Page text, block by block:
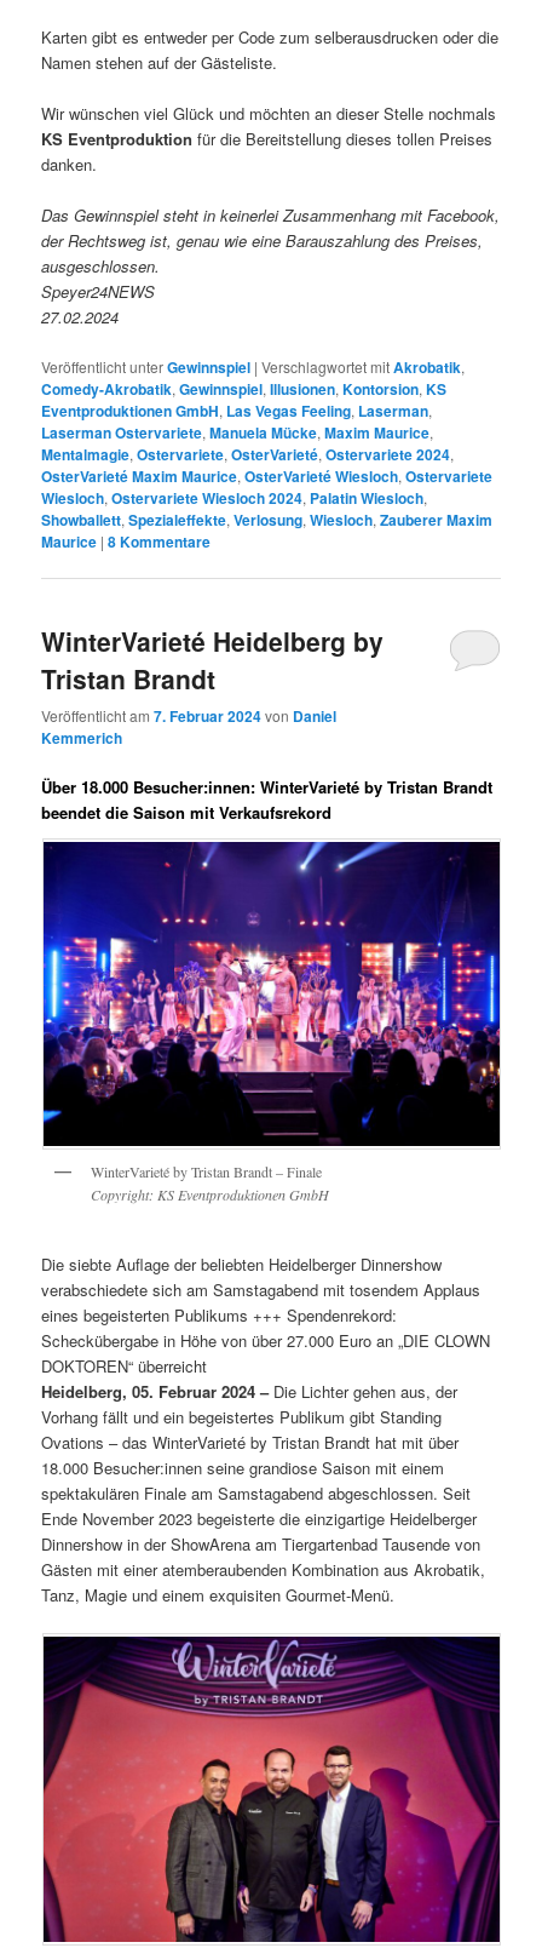
Karten gibt es entweder per Code zum selberausdrucken oder die
Namen stehen auf der Gästeliste.
Wir wünschen viel Glück und möchten an dieser Stelle nochmals
KS Eventproduktion für die Bereitstellung dieses tollen Preises
danken.
Das Gewinnspiel steht in keinerlei Zusammenhang mit Facebook,
der Rechtsweg ist, genau wie eine Barauszahlung des Preises,
ausgeschlossen.
Speyer24NEWS
27.02.2024
Veröffentlicht unterGewinnspiel |Verschlagwortet mitAkrobatik,
Comedy-Akrobatik,Gewinnspiel,Illusionen,Kontorsion,KS
Eventproduktionen GmbH, Las Vegas Feeling, Laserman,
Laserman Ostervariete,Manuela Mücke,Maxim Maurice,
Mentalmagie,Ostervariete,OsterVarieté,Ostervariete 2024,
OsterVarieté Maxim Maurice,OsterVarieté Wiesloch,Ostervariete
Wiesloch,Ostervariete Wiesloch 2024, Palatin Wiesloch,
Showballett,Spezialeffekte,Verlosung,Wiesloch,Zauberer Maxim
Maurice |8Kommentare
WinterVarieté Heidelberg by
Tristan Brandt
Veröffentlicht am7. Februar 2024von Daniel
Kemmerich
Über 18.000 Besucher:innen: WinterVarieté by Tristan Brandt
beendet die Saison mit Verkaufsrekord
WinterVarieté by Tristan Brandt – Finale
Copyright: KS Eventproduktionen GmbH
Die siebte Auflage der beliebten Heidelberger Dinnershow
verabschiedete sich am Samstagabend mit tosendem Applaus
eines begeisterten Publikums +++ Spendenrekord:
Scheckübergabe in Höhe von über 27.000 Euro an „DIE CLOWN
DOKTOREN“ überreicht
Heidelberg, 05. Februar 2024 – Die Lichter gehen aus, der
Vorhang fällt und ein begeistertes Publikum gibt Standing
Ovations – das WinterVarieté by Tristan Brandt hat mit über
18.000 Besucher:innen seine grandiose Saison mit einem
spektakulären Finale am Samstagabend abgeschlossen. Seit
Ende November 2023 begeisterte die einzigartige Heidelberger
Dinnershow in der ShowArena am Tiergartenbad Tausende von
Gästen mit einer atemberaubenden Kombination aus Akrobatik,
Tanz, Magie und einem exquisiten Gourmet-Menü.